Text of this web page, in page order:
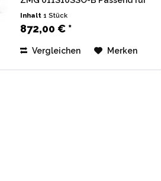
V7 850 Special, V7 850 Stone, V7
Lieferumfang: 2 Stk.
Edelstahl schwarz...
Inhalt1 Stück
872,00 € *
Vergleichen Merken